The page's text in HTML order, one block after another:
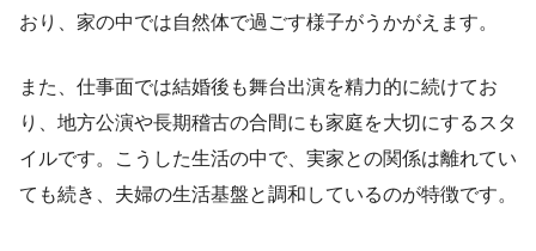
おり、家の中では自然体で過ごす様子がうかがえます。
また、仕事面では結婚後も舞台出演を精力的に続けてお
り、地方公演や長期稽古の合間にも家庭を大切にするスタ
イルです。こうした生活の中で、実家との関係は離れてい
ても続き、夫婦の生活基盤と調和しているのが特徴です。